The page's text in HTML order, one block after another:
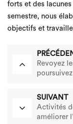
forts et des
semestre, nous
objectifs et
Revoyez
SUIVANT
Activités
améliorer